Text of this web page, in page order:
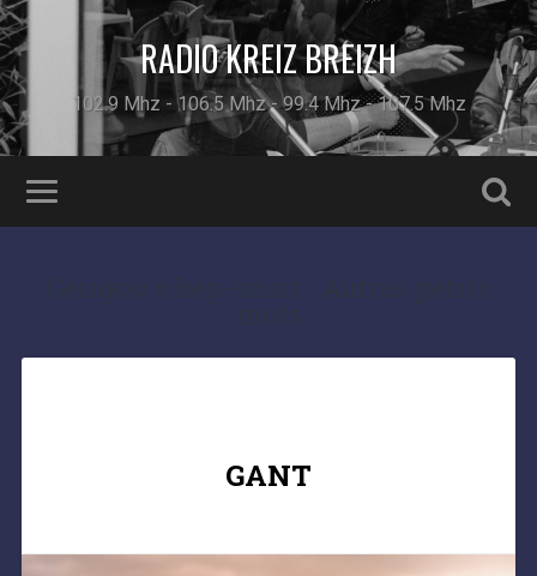
RADIO KREIZ BREIZH
102.9 Mhz - 106.5 Mhz - 99.4 Mhz - 107.5 Mhz
GANT